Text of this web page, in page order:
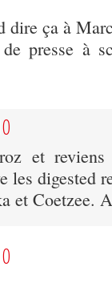
dire ça à
presse à
et
les digested
et Coetzee.